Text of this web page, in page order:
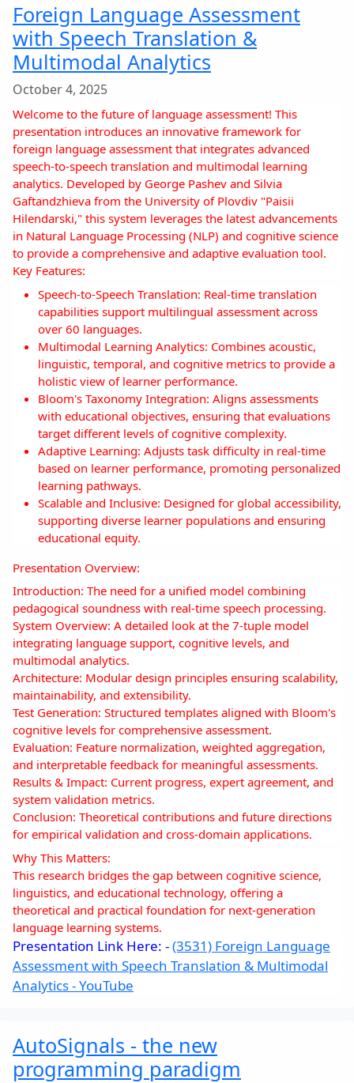
Foreign Language Assessment
with Speech Translation &
Multimodal Analytics
October 4, 2025
Welcome to the future of language assessment! This
presentation introduces an innovative framework for
foreign language assessment that integrates advanced
speech-to-speech translation and multimodal learning
analytics. Developed by George Pashev and Silvia
Gaftandzhieva from the University of Plovdiv "Paisii
Hilendarski," this system leverages the latest advancements
in Natural Language Processing (NLP) and cognitive science
to provide a comprehensive and adaptive evaluation tool.
Key Features:
Speech-to-Speech Translation: Real-time translation
capabilities support multilingual assessment across
over 60 languages.
Multimodal Learning Analytics: Combines acoustic,
linguistic, temporal, and cognitive metrics to provide a
holistic view of learner performance.
Bloom's Taxonomy Integration: Aligns assessments
with educational objectives, ensuring that evaluations
target different levels of cognitive complexity.
Adaptive Learning: Adjusts task difficulty in real-time
based on learner performance, promoting personalized
learning pathways.
Scalable and Inclusive: Designed for global accessibility,
supporting diverse learner populations and ensuring
educational equity.
Presentation Overview:
Introduction: The need for a unified model combining
pedagogical soundness with real-time speech processing.
System Overview: A detailed look at the 7-tuple model
integrating language support, cognitive levels, and
multimodal analytics.
Architecture: Modular design principles ensuring scalability,
maintainability, and extensibility.
Test Generation: Structured templates aligned with Bloom's
cognitive levels for comprehensive assessment.
Evaluation: Feature normalization, weighted aggregation,
and interpretable feedback for meaningful assessments.
Results & Impact: Current progress, expert agreement, and
system validation metrics.
Conclusion: Theoretical contributions and future directions
for empirical validation and cross-domain applications.
Why This Matters:
This research bridges the gap between cognitive science,
linguistics, and educational technology, offering a
theoretical and practical foundation for next-generation
language learning systems.
Presentation Link Here: -(3531) Foreign Language
Assessment with Speech Translation & Multimodal
Analytics - YouTube
AutoSignals - the new
programming paradigm